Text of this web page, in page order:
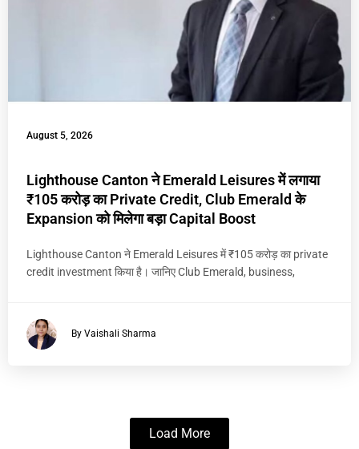
August 5, 2026
Lighthouse Canton ने Emerald Leisures में लगाया
₹105 करोड़ का Private Credit, Club Emerald के
Expansion को मिलेगा बड़ा Capital Boost
Lighthouse Canton ने Emerald Leisures में ₹105 करोड़ का private
credit investment किया है। जानिए Club Emerald, business,
By Vaishali Sharma
Load More